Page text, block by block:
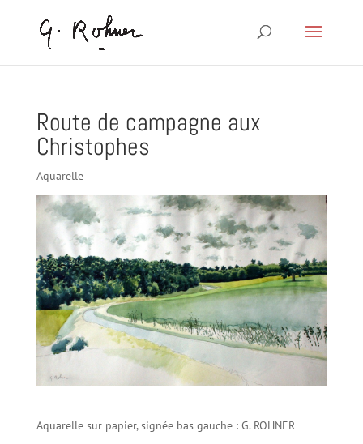
Route de campagne aux
Christophes
Aquarelle
Aquarelle sur papier, signée bas gauche : G. ROHNER